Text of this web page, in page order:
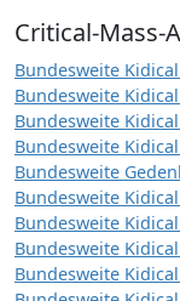
Critical-Mass-
Bundesweite
Bundesweite
Bundesweite
Bundesweite
Bundesweite
Bundesweite
Bundesweite
Bundesweite
Bundesweite